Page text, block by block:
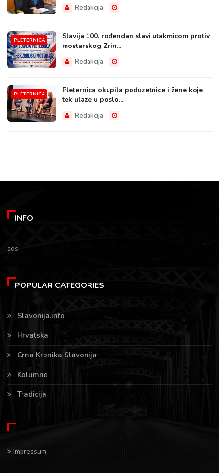
Redakcija
PLETERNICA
Slavija 100. rođendan slavi utakmicom protiv
mostarskog Zrin...
Redakcija
PLETERNICA
Pleternica okupila poduzetnice i žene koje
tek ulaze u poslo...
Redakcija
INFO
sds
POPULAR CATEGORIES
Slavonija.info
Hrvatska
Crna Kronika Slavonija
Kolumne
Tradicija
Impressum